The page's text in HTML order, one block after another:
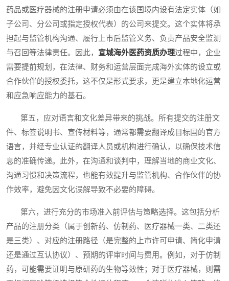
药品或医疗器械的注册申请必须由在该国境内设有法定实体（如
子公司、分公司或指定授权代表）的公司来提交。这个实体将承
担起与监管机构沟通、履行上市后监管义务、负责产品安全监测
与召回等法律责任。因此， 宣城海外医药资质办理过程中，企业
需要提前规划，在法律、财务和运营层面完成海外实体的设立或
合作伙伴的授权委托，这不仅是形式要求，更是建立本地化运营
和应急响应能力的基石。
第五，应对语言和文化差异带来的挑战。所有提交的注册文
件、标签说明书、宣传材料等，通常都需要翻译成目标国的官方
语言，并经专业认证的翻译人员或机构进行确认，以确保技术信
息的准确传递。此外，在沟通和谈判中，理解当地的商业文化、
沟通习惯和决策流程，也能有效提升与监管机构、合作伙伴的协
作效率，避免因文化误解导致不必要的障碍。
第六，进行充分的市场准入前评估与策略选择。这包括分析
产品的注册分类（属于创新药、仿制药、医疗器械一类、二类还
是三类）、对应的注册路径（是完整的上市许可申请、简化申请
还是通过互认协议）、预期的评审时间与费用。例如，对于仿制
药，可能需要证明与原研药的生物等效性；对于医疗器械，则需